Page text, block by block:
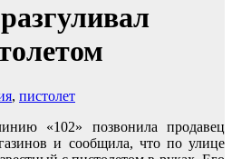
, пистолет
«102» позвонила продавец
и сообщила, что по улице